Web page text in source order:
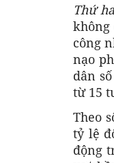
Thứ
công
nạo
dân
từ 15
Theo
tỷ lệ
động